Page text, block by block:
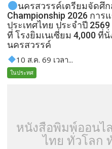
นครสวรรค์เตรียมจัดศึก
Championship 2026 กา
ประเทศไทย ประจำปี
ที่ โรงยิมเนเซี่ยม 4,000 ที่
นครสวรรค์
10 ส.ค. 69 เวลา...
ในประทศ
หนังสือพิมพ์ออนไ
ไทย ทั่วโลก